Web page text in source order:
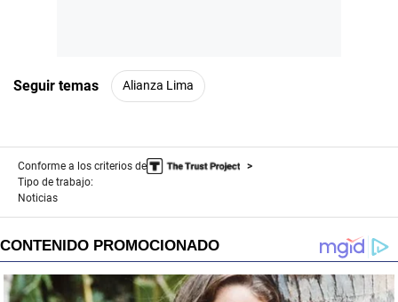
Seguir temas Alianza Lima
Conforme a los criterios de
Tipo de trabajo:
Noticias